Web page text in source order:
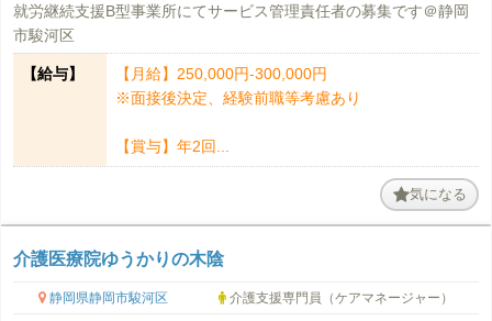
就労継続支援B型事業所にてサービス管理責任者の募集です＠静岡
市駿河区
【給与】
【月給】250,000円-300,000円
※面接後決定、経験前職等考慮あり
【賞与】年2回...
気になる
介護医療院ゆうかりの木陰
静岡県静岡市駿河区 介護支援専門員（ケアマネージャー）